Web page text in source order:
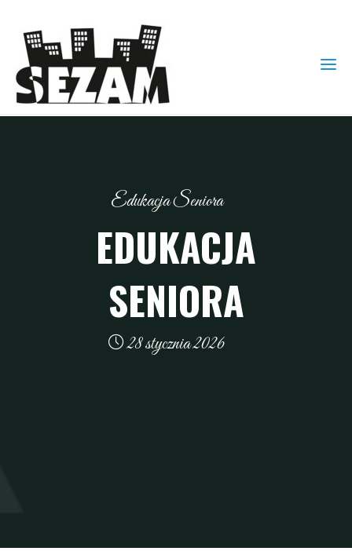
Edukacja Seniora
EDUKACJA
SENIORA
28 stycznia 2026